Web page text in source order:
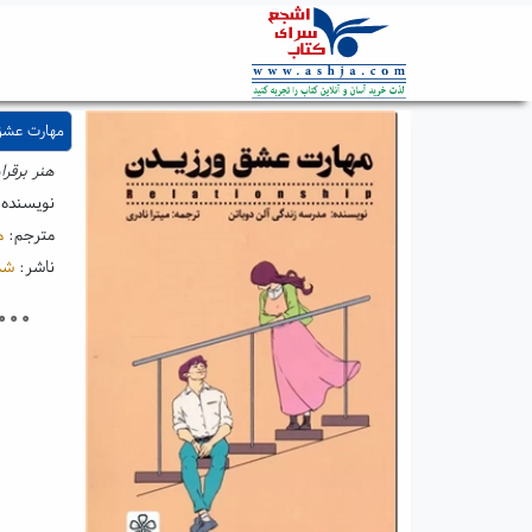
مهارت
هنر
مترجم:
ناشر: